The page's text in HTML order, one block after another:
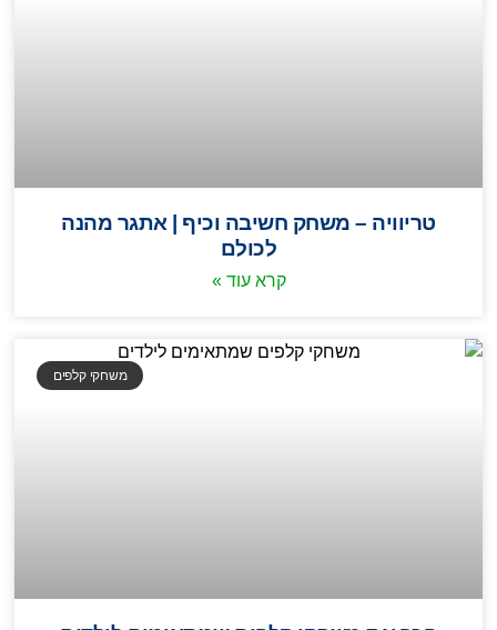
טריוויה – משחק חשיבה וכיף | אתגר מהנה
לכולם
קרא עוד »
משחקי קלפים